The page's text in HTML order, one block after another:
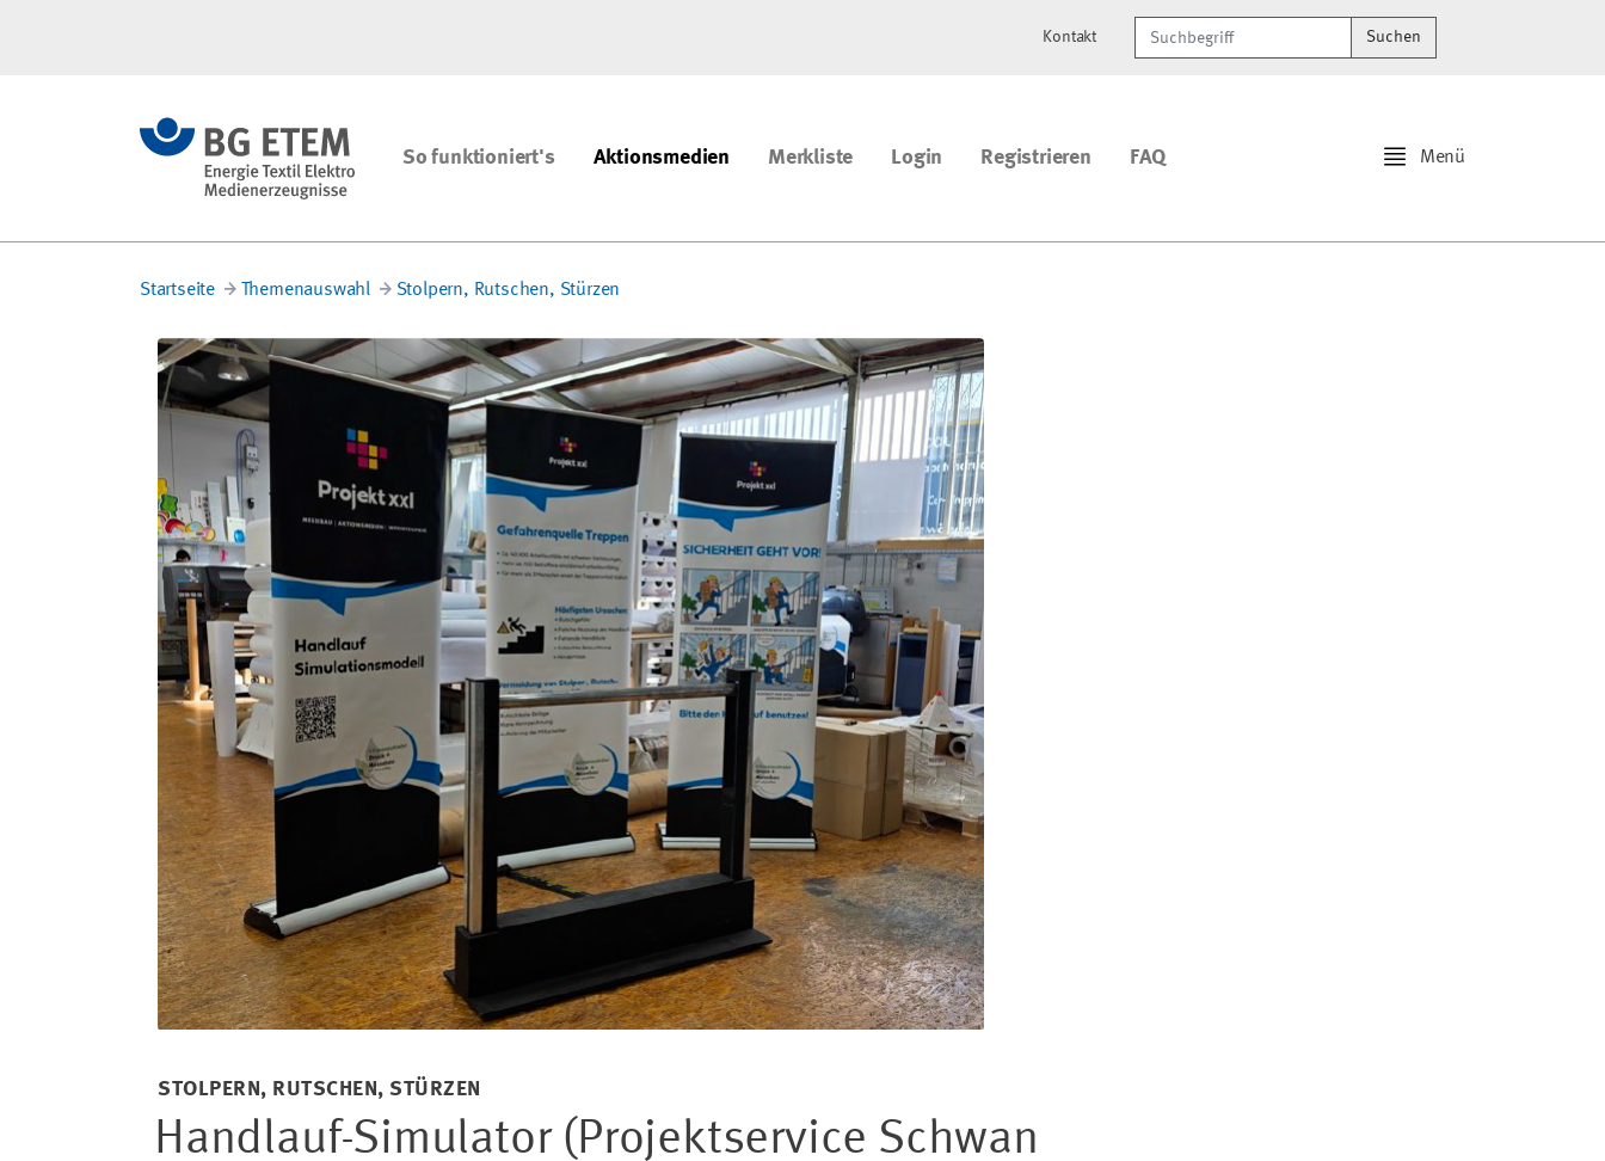
Kontakt Suchbegriff Suchen
So funktioniert's Aktionsmedien Merkliste Login Registrieren FAQ Menü
Startseite Themenauswahl Stolpern, Rutschen, Stürzen
STOLPERN, RUTSCHEN, STÜRZEN
Handlauf-Simulator (Projektservice Schwan